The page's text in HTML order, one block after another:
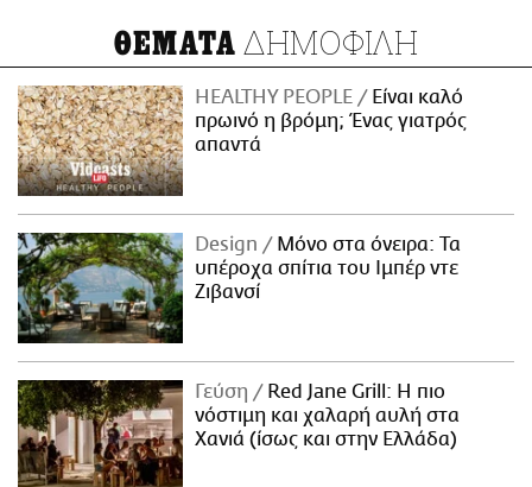
ΘΕΜΑΤΑ ΔΗΜΟΦΙΛΗ
HEALTHY PEOPLE
Είναι καλό
πρωινό η βρόμη; Ένας γιατρός
απαντά
Design
Μόνο στα όνειρα: Τα
υπέροχα σπίτια του Ιμπέρ ντε
Ζιβανσί
Γεύση
Red Jane Grill: Η πιο
νόστιμη και χαλαρή αυλή στα
Χανιά (ίσως και στην Ελλάδα)